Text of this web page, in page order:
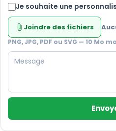
Je souhaite une
attach_file Joindre des fichiers
PNG, JPG, PDF ou SVG — 10 Mo